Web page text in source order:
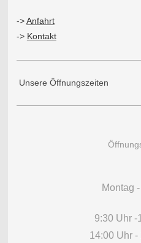
->Anfahrt
-> Kontakt
Unsere Öffnungszeiten
Montag
9:30 Uhr -
14:00 Uhr